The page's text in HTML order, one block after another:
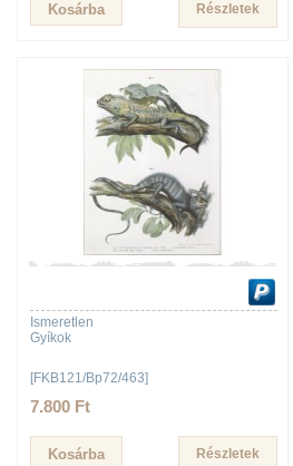
Részletek
Ismeretlen
Gyíkok
[FKB121/Bp72/463]
7.800 Ft
Részletek